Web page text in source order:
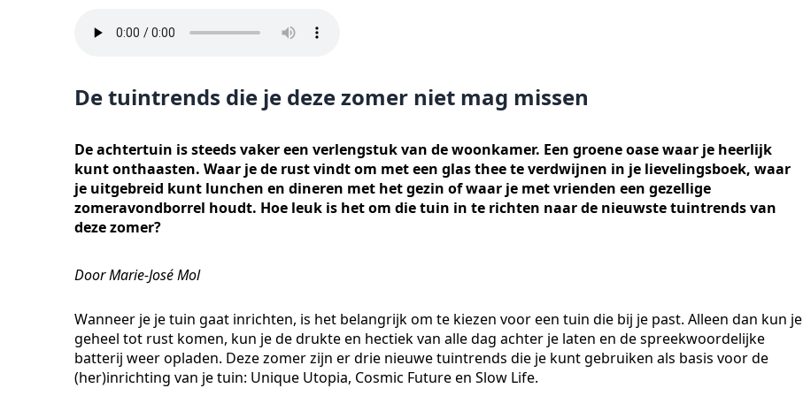
De tuintrends die je deze zomer niet mag missen
De achtertuin is steeds vaker een verlengstuk van de woonkamer. Een groene oase waar je heerlijk
kunt onthaasten. Waar je de rust vindt om met een glas thee te verdwijnen in je lievelingsboek, waar
je uitgebreid kunt lunchen en dineren met het gezin of waar je met vrienden een gezellige
zomeravondborrel houdt. Hoe leuk is het om die tuin in te richten naar de nieuwste tuintrends van
deze zomer?
Door Marie-José Mol
Wanneer je je tuin gaat inrichten, is het belangrijk om te kiezen voor een tuin die bij je past. Alleen dan kun je
geheel tot rust komen, kun je de drukte en hectiek van alle dag achter je laten en de spreekwoordelijke
batterij weer opladen. Deze zomer zijn er drie nieuwe tuintrends die je kunt gebruiken als basis voor de
(her)inrichting van je tuin: Unique Utopia, Cosmic Future en Slow Life.